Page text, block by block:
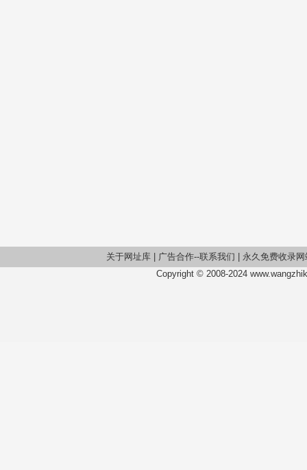
关于网址库| 广告合作--联系我们
永久免费收录网
Copyright © 2008-2024